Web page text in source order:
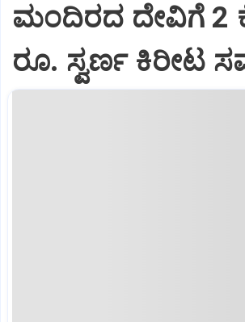
ಮಂದಿರದ ದೇವಿಗೆ 2
ರೂ. ಸ್ವರ್ಣ ಕಿರೀಟ